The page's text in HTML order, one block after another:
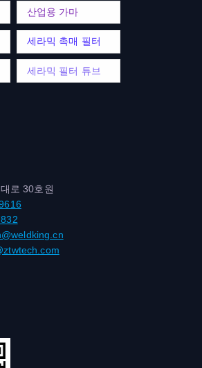
산업용 가마
세라믹 촉매 필터
세라믹 필터 튜브
로 30호원